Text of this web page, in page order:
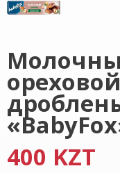
400 KZT